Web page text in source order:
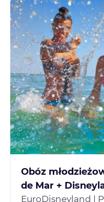
Obóz
de Mar +
EuroDisneyland |